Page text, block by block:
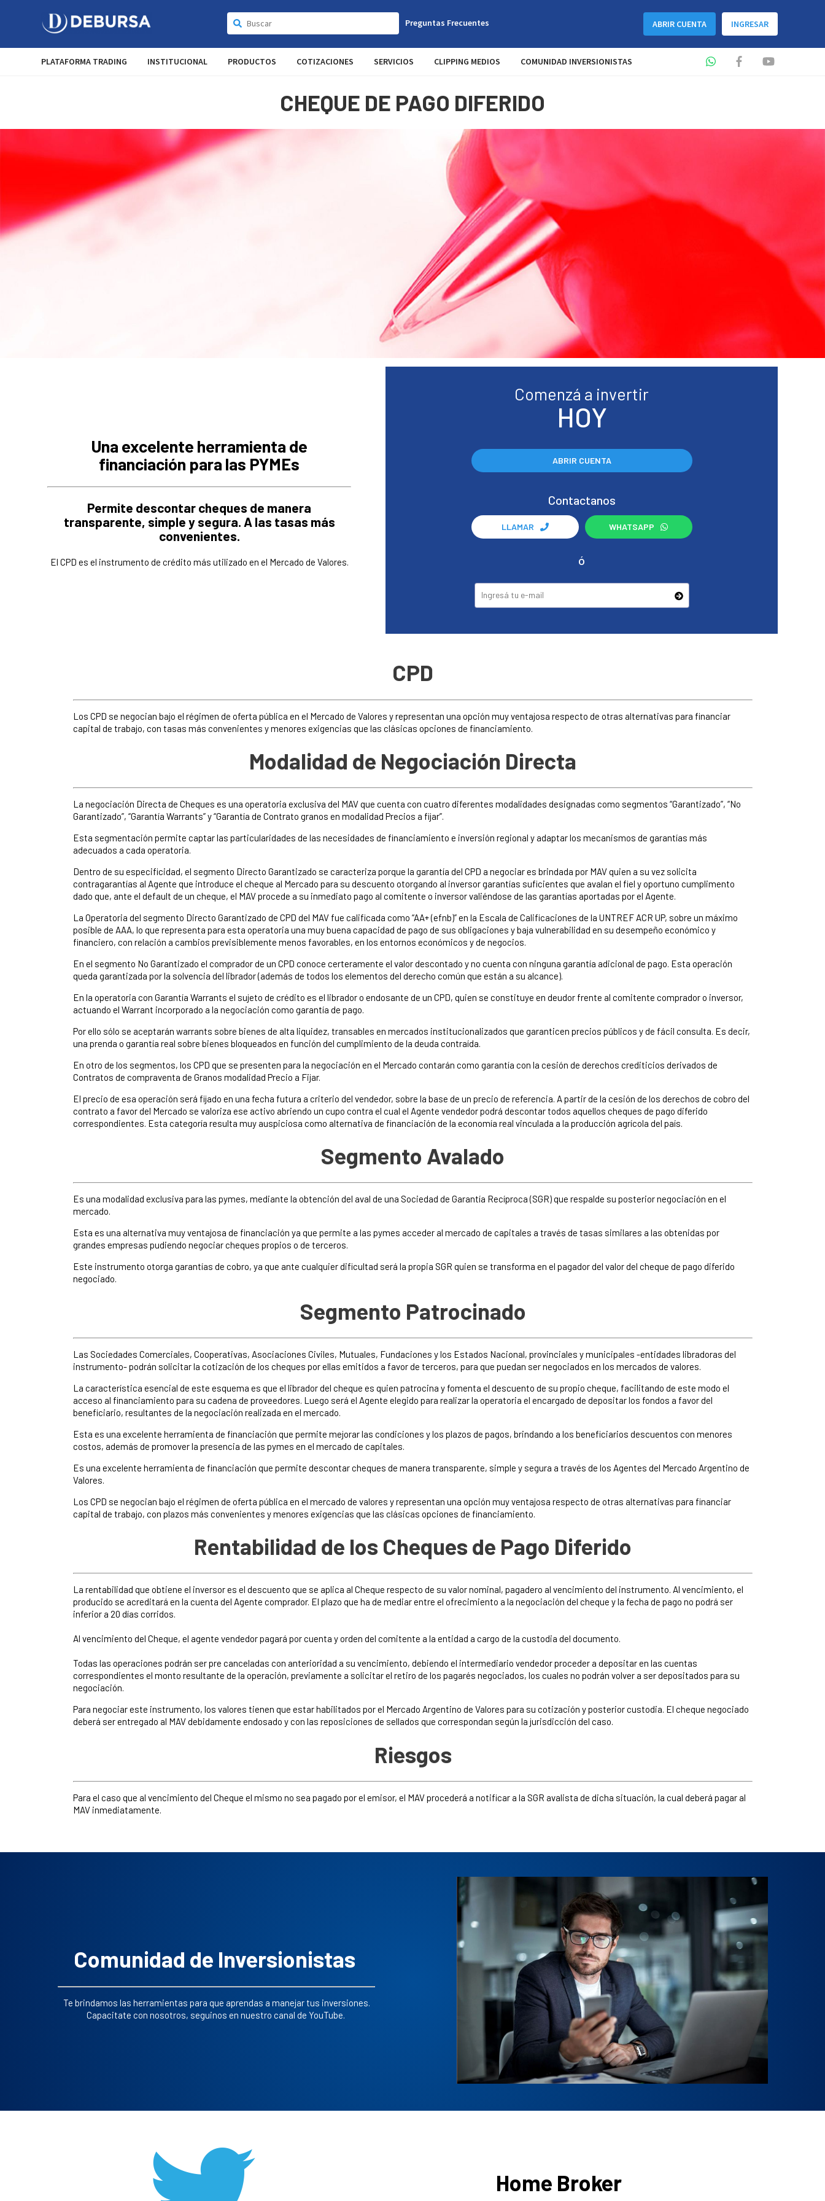
Preguntas Frecuentes INGRESAR
ABRIR CUENTA
PLATAFORMA TRADING INSTITUCIONAL PRODUCTOS COTIZACIONES SERVICIOS CLIPPING MEDIOS COMUNIDAD INVERSIONISTAS
CHEQUE DE PAGO DIFERIDO
Una excelente herramienta de
financiación para las PYMEs
Permite descontar cheques de manera
transparente, simple y segura. A las tasas más
convenientes.
El CPD es el instrumento de crédito más utilizado en el Mercado de Valores.
Comenzá a invertir
HOY
ABRIR CUENTA
Contactanos
LLAMAR WHATSAPP
ó
CPD
Los CPD se negocian bajo el régimen de oferta pública en el Mercado de Valores y representan una opción muy ventajosa respecto de otras alternativas para financiar
capital de trabajo, con tasas más convenientes y menores exigencias que las clásicas opciones de financiamiento.
Modalidad de Negociación Directa
La negociación Directa de Cheques es una operatoria exclusiva del MAV que cuenta con cuatro diferentes modalidades designadas como segmentos “Garantizado”, “No
Garantizado”, “Garantía Warrants” y “Garantía de Contrato granos en modalidad Precios a fijar”.
Esta segmentación permite captar las particularidades de las necesidades de financiamiento e inversión regional y adaptar los mecanismos de garantías más
adecuados a cada operatoria.
Dentro de su especificidad, el segmento Directo Garantizado se caracteriza porque la garantía del CPD a negociar es brindada por MAV quien a su vez solicita
contragarantías al Agente que introduce el cheque al Mercado para su descuento otorgando al inversor garantías suficientes que avalan el fiel y oportuno cumplimento
dado que, ante el default de un cheque, el MAV procede a su inmediato pago al comitente o inversor valiéndose de las garantías aportadas por el Agente.
La Operatoria del segmento Directo Garantizado de CPD del MAV fue calificada como “AA+ (efnb)” en la Escala de Calificaciones de la UNTREF ACR UP, sobre un máximo
posible de AAA, lo que representa para esta operatoria una muy buena capacidad de pago de sus obligaciones y baja vulnerabilidad en su desempeño económico y
financiero, con relación a cambios previsiblemente menos favorables, en los entornos económicos y de negocios.
En el segmento No Garantizado el comprador de un CPD conoce certeramente el valor descontado y no cuenta con ninguna garantía adicional de pago. Esta operación
queda garantizada por la solvencia del librador (además de todos los elementos del derecho común que están a su alcance).
En la operatoria con Garantía Warrants el sujeto de crédito es el librador o endosante de un CPD, quien se constituye en deudor frente al comitente comprador o inversor,
actuando el Warrant incorporado a la negociación como garantía de pago.
Por ello sólo se aceptarán warrants sobre bienes de alta liquidez, transables en mercados institucionalizados que garanticen precios públicos y de fácil consulta. Es decir,
una prenda o garantía real sobre bienes bloqueados en función del cumplimiento de la deuda contraída.
En otro de los segmentos, los CPD que se presenten para la negociación en el Mercado contarán como garantía con la cesión de derechos crediticios derivados de
Contratos de compraventa de Granos modalidad Precio a Fijar.
El precio de esa operación será fijado en una fecha futura a criterio del vendedor, sobre la base de un precio de referencia. A partir de la cesión de los derechos de cobro del
contrato a favor del Mercado se valoriza ese activo abriendo un cupo contra el cual el Agente vendedor podrá descontar todos aquellos cheques de pago diferido
correspondientes. Esta categoría resulta muy auspiciosa como alternativa de financiación de la economía real vinculada a la producción agrícola del país.
Segmento Avalado
Es una modalidad exclusiva para las pymes, mediante la obtención del aval de una Sociedad de Garantía Recíproca (SGR) que respalde su posterior negociación en el
mercado.
Esta es una alternativa muy ventajosa de financiación ya que permite a las pymes acceder al mercado de capitales a través de tasas similares a las obtenidas por
grandes empresas pudiendo negociar cheques propios o de terceros.
Este instrumento otorga garantías de cobro, ya que ante cualquier dificultad será la propia SGR quien se transforma en el pagador del valor del cheque de pago diferido
negociado.
Segmento Patrocinado
Las Sociedades Comerciales, Cooperativas, Asociaciones Civiles, Mutuales, Fundaciones y los Estados Nacional, provinciales y municipales -entidades libradoras del
instrumento- podrán solicitar la cotización de los cheques por ellas emitidos a favor de terceros, para que puedan ser negociados en los mercados de valores.
La característica esencial de este esquema es que el librador del cheque es quien patrocina y fomenta el descuento de su propio cheque, facilitando de este modo el
acceso al financiamiento para su cadena de proveedores. Luego será el Agente elegido para realizar la operatoria el encargado de depositar los fondos a favor del
beneficiario, resultantes de la negociación realizada en el mercado.
Esta es una excelente herramienta de financiación que permite mejorar las condiciones y los plazos de pagos, brindando a los beneficiarios descuentos con menores
costos, además de promover la presencia de las pymes en el mercado de capitales.
Es una excelente herramienta de financiación que permite descontar cheques de manera transparente, simple y segura a través de los Agentes del Mercado Argentino de
Valores.
Los CPD se negocian bajo el régimen de oferta pública en el mercado de valores y representan una opción muy ventajosa respecto de otras alternativas para financiar
capital de trabajo, con plazos más convenientes y menores exigencias que las clásicas opciones de financiamiento.
Rentabilidad de los Cheques de Pago Diferido
La rentabilidad que obtiene el inversor es el descuento que se aplica al Cheque respecto de su valor nominal, pagadero al vencimiento del instrumento. Al vencimiento, el
producido se acreditará en la cuenta del Agente comprador. El plazo que ha de mediar entre el ofrecimiento a la negociación del cheque y la fecha de pago no podrá ser
inferior a 20 días corridos.
Al vencimiento del Cheque, el agente vendedor pagará por cuenta y orden del comitente a la entidad a cargo de la custodia del documento.
Todas las operaciones podrán ser pre canceladas con anterioridad a su vencimiento, debiendo el intermediario vendedor proceder a depositar en las cuentas
correspondientes el monto resultante de la operación, previamente a solicitar el retiro de los pagarés negociados, los cuales no podrán volver a ser depositados para su
negociación.
Para negociar este instrumento, los valores tienen que estar habilitados por el Mercado Argentino de Valores para su cotización y posterior custodia. El cheque negociado
deberá ser entregado al MAV debidamente endosado y con las reposiciones de sellados que correspondan según la jurisdicción del caso.
Riesgos
Para el caso que al vencimiento del Cheque el mismo no sea pagado por el emisor, el MAV procederá a notificar a la SGR avalista de dicha situación, la cual deberá pagar al
MAV inmediatamente.
Comunidad de Inversionistas
Te brindamos las herramientas para que aprendas a manejar tus inversiones.
Capacitate con nosotros, seguinos en nuestro canal de YouTube.
Home Broker